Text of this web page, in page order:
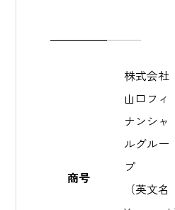
商号
株式会社
山口フィ
ナンシャ
ルグルー
プ
（英文名